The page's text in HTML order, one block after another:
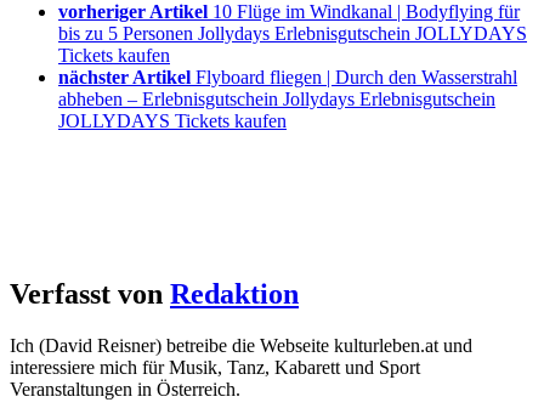
vorheriger Artikel 10 Flüge im Windkanal | Bodyflying für
bis zu 5 Personen Jollydays Erlebnisgutschein JOLLYDAYS
Tickets kaufen
nächster Artikel Flyboard fliegen | Durch den Wasserstrahl
abheben – Erlebnisgutschein Jollydays Erlebnisgutschein
JOLLYDAYS Tickets kaufen
Verfasst von Redaktion
Ich (David Reisner) betreibe die Webseite kulturleben.at und
interessiere mich für Musik, Tanz, Kabarett und Sport
Veranstaltungen in Österreich.